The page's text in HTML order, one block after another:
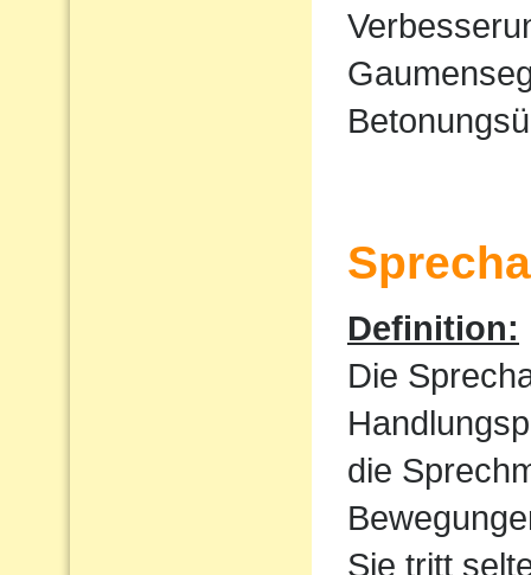
Definition:
Die
die
Sie tritt